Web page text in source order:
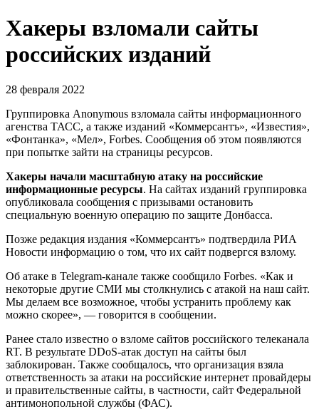
Хакеры взломали сайты
российских изданий
28 февраля 2022
Группировка Anonymous взломала сайты информационного
агенства ТАСС, а также изданий «Коммерсантъ», «Известия»,
«Фонтанка», «Мел», Forbes. Сообщения об этом появляются
при попытке зайти на страницы ресурсов.
Хакеры начали масштабную атаку на российские
информационные ресурсы. На сайтах изданий группировка
опубликовала сообщения с призывами остановить
специальную военную операцию по защите Донбасса.
Позже редакция издания «Коммерсантъ» подтвердила РИА
Новости информацию о том, что их сайт подвергся взлому.
Об атаке в Telegram-канале также сообщило Forbes. «Как и
некоторые другие СМИ мы столкнулись с атакой на наш сайт.
Мы делаем все возможное, чтобы устранить проблему как
можно скорее», — говорится в сообщении.
Ранее стало известно о взломе сайтов российского телеканала
RT. В результате DDoS-атак доступ на сайты был
заблокирован. Также сообщалось, что организация взяла
ответственность за атаки на российские интернет провайдеры
и правительственные сайты, в частности, сайт Федеральной
антимонопольной службы (ФАС).